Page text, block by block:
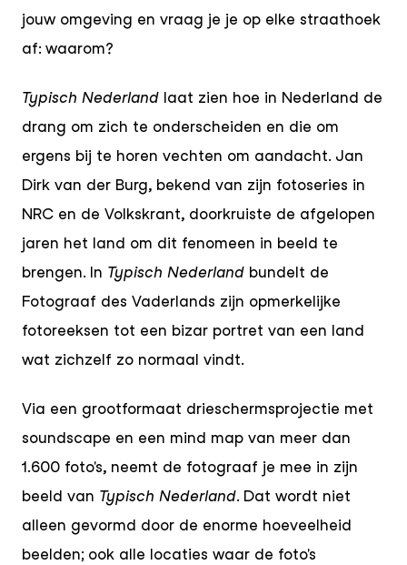
jouw omgeving en vraag je je op elke straathoek
af: waarom?
Typisch Nederland laat zien hoe in Nederland de
drang om zich te onderscheiden en die om
ergens bij te horen vechten om aandacht. Jan
Dirk van der Burg, bekend van zijn fotoseries in
NRC en de Volkskrant, doorkruiste de afgelopen
jaren het land om dit fenomeen in beeld te
brengen. In Typisch Nederland bundelt de
Fotograaf des Vaderlands zijn opmerkelijke
fotoreeksen tot een bizar portret van een land
wat zichzelf zo normaal vindt.
Via een grootformaat drieschermsprojectie met
soundscape en een mind map van meer dan
1.600 foto's, neemt de fotograaf je mee in zijn
beeld van Typisch Nederland. Dat wordt niet
alleen gevormd door de enorme hoeveelheid
beelden; ook alle locaties waar de foto's